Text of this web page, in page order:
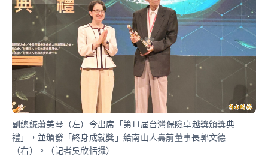
副總統蕭美琴（左）今出席「第11屆台灣保險卓越獎頒獎典
禮」，並頒發「終身成就獎」給南山人壽前董事長郭文德
（右）。（記者吳欣恬攝）